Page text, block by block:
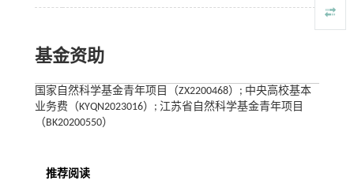
基金资助
国家自然科学基金青年项目（ZX2200468）; 中央高校基本
业务费（KYQN2023016）; 江苏省自然科学基金青年项目
（BK20200550）